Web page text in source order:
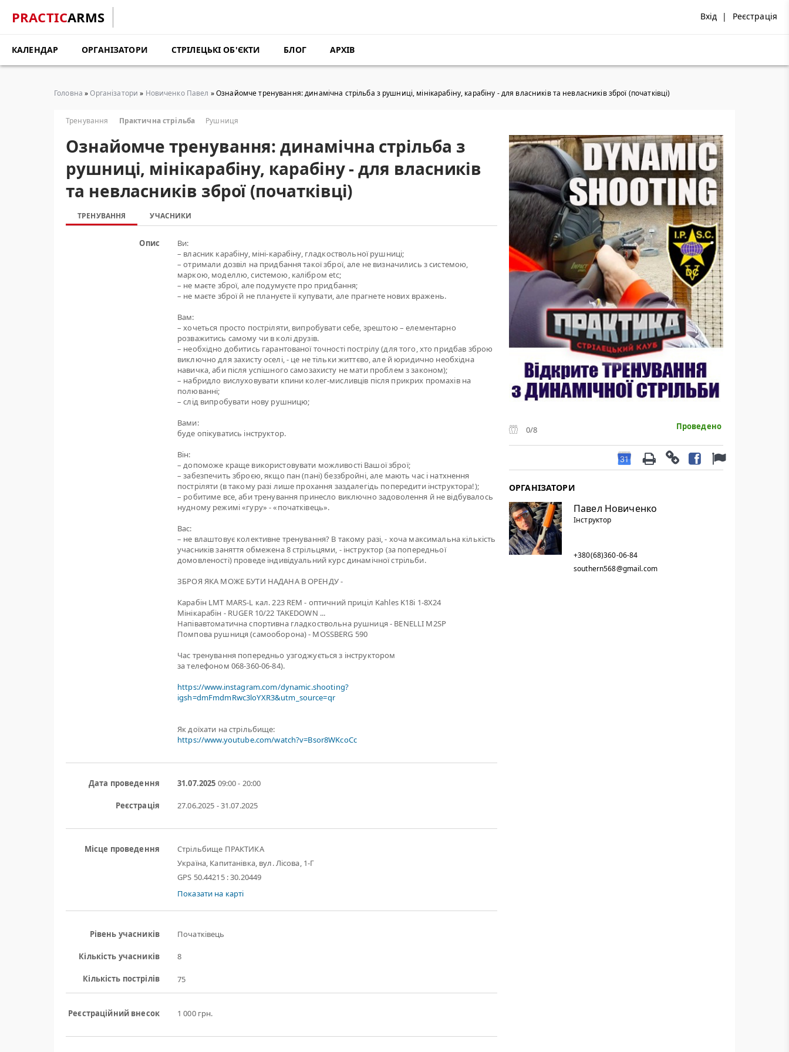
PRACTICARMS Вхід | Реєстрація
КАЛЕНДАР ОРГАНІЗАТОРИ СТРІЛЕЦЬКІ ОБ'ЄКТИ БЛОГ АРХІВ
Головна »Організатори » Новиченко Павел » Ознайомче тренування: динамічна стрільба з рушниці, мінікарабіну, карабіну - для власників та невласників зброї (початківці)
Тренування Практична стрільба Рушниця
Ознайомче тренування: динамічна стрільба з
рушниці, мінікарабіну, карабіну - для власників
та невласників зброї (початківці)
ТРЕНУВАННЯ УЧАСНИКИ
Опис
Ви:
– власник карабіну, міні-карабіну, гладкоствольної рушниці;
– отримали дозвіл на придбання такої зброї, але не визначились з системою,
маркою, моделлю, системою, калібром etc;
– не маєте зброї, але подумуєте про придбання;
– не маєте зброї й не плануєте її купувати, але прагнете нових вражень.
Вам:
– хочеться просто постріляти, випробувати себе, зрештою – елементарно
розважитись самому чи в колі друзів.
– необхідно добитись гарантованої точності пострілу (для того, хто придбав зброю
виключно для захисту оселі, - це не тільки життєво, але й юридично необхідна
навичка, аби після успішного самозахисту не мати проблем з законом);
– набридло вислуховувати кпини колег-мисливців після прикрих промахів на
полюванні;
– слід випробувати нову рушницю;
Вами:
буде опікуватись інструктор.
Він:
– допоможе краще використовувати можливості Вашої зброї;
– забезпечить зброєю, якщо пан (пані) беззбройні, але мають час і натхнення
постріляти (в такому разі лише прохання заздалегідь попередити інструктора!);
– робитиме все, аби тренування принесло виключно задоволення й не відбувалось
нудному режимі «гуру» - «початківець».
Вас:
– не влаштовує колективне тренування? В такому разі, - хоча максимальна кількість
учасників заняття обмежена 8 стрільцями, - інструктор (за попередньої
домовленості) проведе індивідуальний курс динамічної стрільби.
ЗБРОЯ ЯКА МОЖЕ БУТИ НАДАНА В ОРЕНДУ -
Карабін LMT MARS-L кал. 223 REM - оптичний приціл Kahles K18i 1-8X24
Мінікарабін - RUGER 10/22 TAKEDOWN ...
Напівавтоматична спортивна гладкоствольна рушниця - BENELLI M2SP
Помпова рушниця (самооборона) - MOSSBERG 590
Час тренування попередньо узгоджується з інструктором
за телефоном 068-360-06-84).
https://www.instagram.com/dynamic.shooting?
igsh=dmFmdmRwc3loYXR3&utm_source=qr
Як доїхати на стрільбище:
https://www.youtube.com/watch?v=Bsor8WKcoCc
Дата проведення 31.07.2025 09:00 - 20:00
Реєстрація 27.06.2025 - 31.07.2025
Місце проведення
Стрільбище ПРАКТИКА
Україна, Капитанівка, вул. Лісова, 1-Г
GPS 50.44215 : 30.20449
Показати на карті
Рівень учасників Початківець
Кількість учасників 8
Кількість пострілів 75
Реєстраційний внесок 1 000 грн.
0/8 Проведено
ОРГАНІЗАТОРИ
Павел Новиченко
Інструктор
+380(68)360-06-84
southern568@gmail.com